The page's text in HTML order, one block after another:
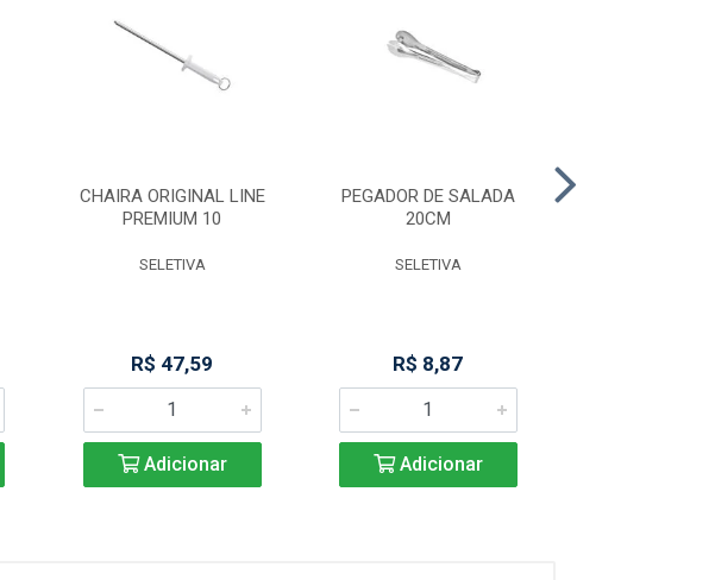
CHAIRA ORIGINAL LINE
PREMIUM 10
SELETIVA
R$ 47,59
Adicionar
PEGADOR DE SALADA
20CM
SELETIVA
R$ 8,87
Adicionar